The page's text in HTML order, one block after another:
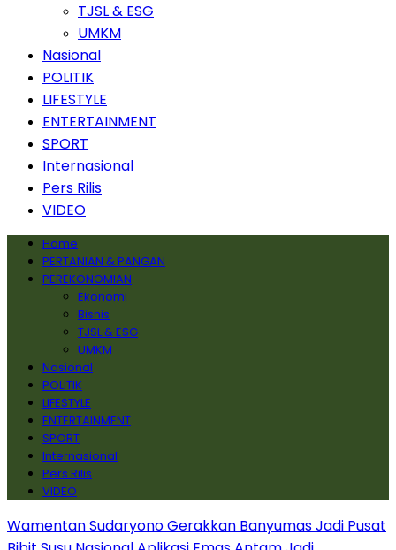
TJSL & ESG
UMKM
Nasional
POLITIK
LIFESTYLE
ENTERTAINMENT
SPORT
Internasional
Pers Rilis
VIDEO
Home
PERTANIAN & PANGAN
PEREKONOMIAN
Ekonomi
Bisnis
TJSL & ESG
UMKM
Nasional
POLITIK
LIFESTYLE
ENTERTAINMENT
SPORT
Internasional
Pers Rilis
VIDEO
Wamentan Sudaryono Gerakkan Banyumas Jadi Pusat